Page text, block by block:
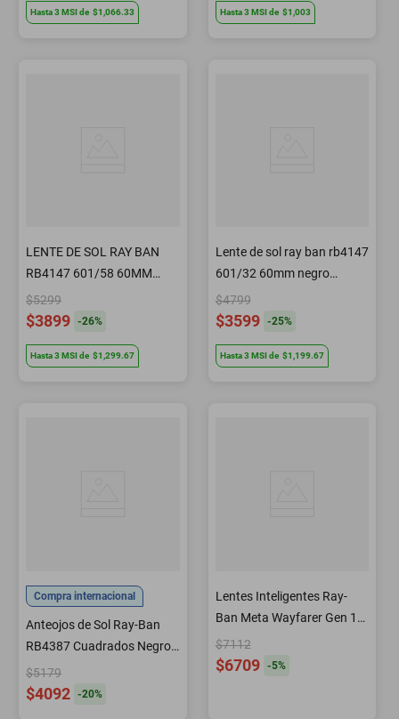
Hasta3 MSIde $1,066.33 Hasta3 MSIde $1,003
LENTE DE SOL RAY BAN
RB4147 601/58 60MM
NEGRO
$5299
$3899 -26%
Hasta3 MSIde $1,299.67
Lente de sol ray ban rb4147
601/32 60mm negro
degradado
$4799
$3599 -25%
Hasta3 MSIde $1,199.67
Compra internacional
Anteojos de Sol Ray-Ban
RB4387 Cuadrados Negros
con Lentes Verde Oscuro
56 mm
$5179
$4092 -20%
Lentes Inteligentes Ray-
Ban Meta Wayfarer Gen 1
Negro Grande
$7112
$6709 -5%